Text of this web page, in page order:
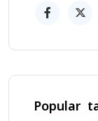
Popular